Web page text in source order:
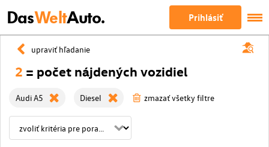
DasWeltAuto. Prihlásiť
upraviť hľadanie
2 = počet nájdených vozidiel
Audi A5 Diesel zmazať všetky filtre